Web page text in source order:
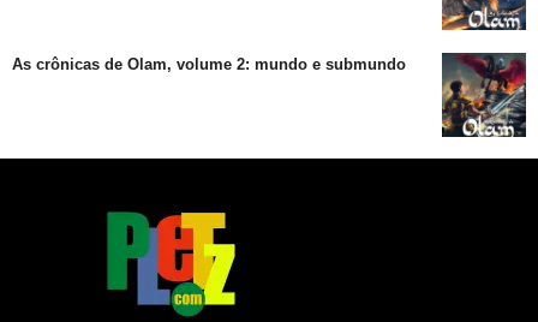
As crônicas de Olam, volume 2: mundo e submundo